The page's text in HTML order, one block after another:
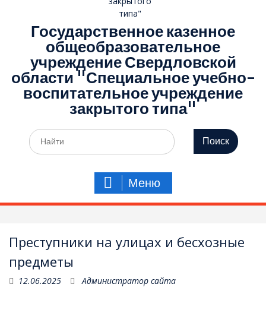
Государственное казенное
общеобразовательное
учреждение Свердловской
области "Специальное учебно-
воспитательное учреждение
закрытого типа"
Поиск
по:
Меню
Преступники на улицах и бесхозные
предметы
12.06.2025 Администратор сайта